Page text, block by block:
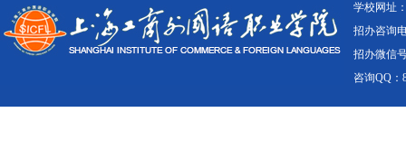
学校网址
招办咨询
招办微信
咨询QQ：